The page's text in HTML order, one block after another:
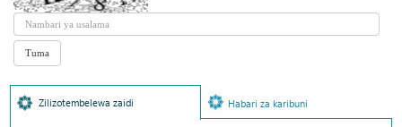
Zilizotembelewa zaidi Habari za karibuni